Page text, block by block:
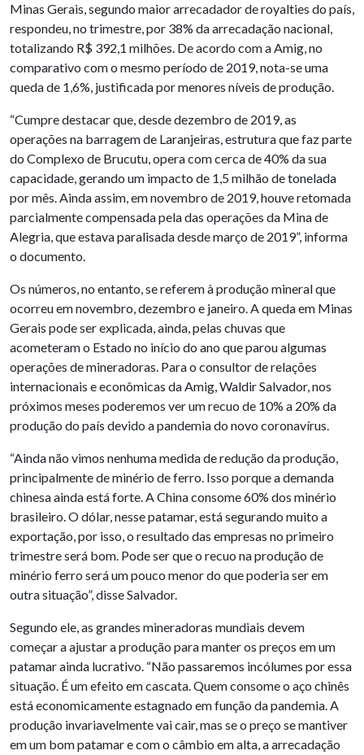
Minas Gerais, segundo maior arrecadador de royalties do país,
respondeu, no trimestre, por 38% da arrecadação nacional,
totalizando R$ 392,1 milhões. De acordo com a Amig, no
comparativo com o mesmo período de 2019, nota-se uma
queda de 1,6%, justificada por menores níveis de produção.
“Cumpre destacar que, desde dezembro de 2019, as
operações na barragem de Laranjeiras, estrutura que faz parte
do Complexo de Brucutu, opera com cerca de 40% da sua
capacidade, gerando um impacto de 1,5 milhão de tonelada
por mês. Ainda assim, em novembro de 2019, houve retomada
parcialmente compensada pela das operações da Mina de
Alegria, que estava paralisada desde março de 2019”, informa
o documento.
Os números, no entanto, se referem à produção mineral que
ocorreu em novembro, dezembro e janeiro. A queda em Minas
Gerais pode ser explicada, ainda, pelas chuvas que
acometeram o Estado no início do ano que parou algumas
operações de mineradoras. Para o consultor de relações
internacionais e econômicas da Amig, Waldir Salvador, nos
próximos meses poderemos ver um recuo de 10% a 20% da
produção do país devido a pandemia do novo coronavírus.
“Ainda não vimos nenhuma medida de redução da produção,
principalmente de minério de ferro. Isso porque a demanda
chinesa ainda está forte. A China consome 60% dos minério
brasileiro. O dólar, nesse patamar, está segurando muito a
exportação, por isso, o resultado das empresas no primeiro
trimestre será bom. Pode ser que o recuo na produção de
minério ferro será um pouco menor do que poderia ser em
outra situação”, disse Salvador.
Segundo ele, as grandes mineradoras mundiais devem
começar a ajustar a produção para manter os preços em um
patamar ainda lucrativo. “Não passaremos incólumes por essa
situação. É um efeito em cascata. Quem consome o aço chinês
está economicamente estagnado em função da pandemia. A
produção invariavelmente vai cair, mas se o preço se mantiver
em um bom patamar e com o câmbio em alta, a arrecadação